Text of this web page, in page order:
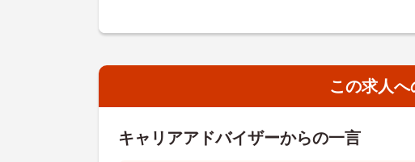
この求人へ
キャリアアドバイザーからの一言